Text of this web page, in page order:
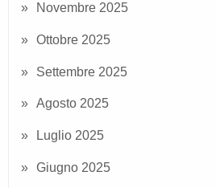
Novembre 2025
Ottobre 2025
Settembre 2025
Agosto 2025
Luglio 2025
Giugno 2025